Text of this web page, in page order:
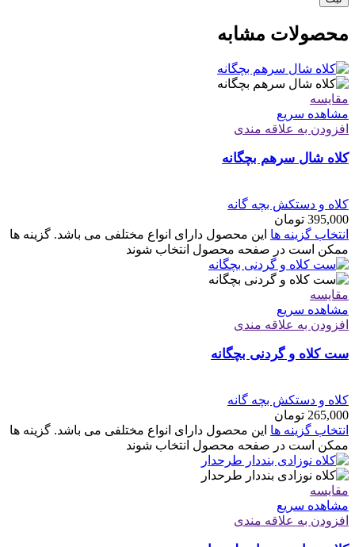
محصولات مشابه
مقایسه
مشاهده سریع
افزودن به علاقه مندی
کلاه شال سرهم بچگانه
کلاه و دستکش بچه گانه
395,000 تومان
انتخاب گزینه ها این محصول دارای انواع مختلفی می باشد. گزینه ها
ممکن است در صفحه محصول انتخاب شوند
مقایسه
مشاهده سریع
افزودن به علاقه مندی
ست کلاه و گردنی بچگانه
کلاه و دستکش بچه گانه
265,000 تومان
انتخاب گزینه ها این محصول دارای انواع مختلفی می باشد. گزینه ها
ممکن است در صفحه محصول انتخاب شوند
مقایسه
مشاهده سریع
افزودن به علاقه مندی